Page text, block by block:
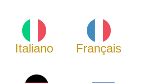
Italiano Français